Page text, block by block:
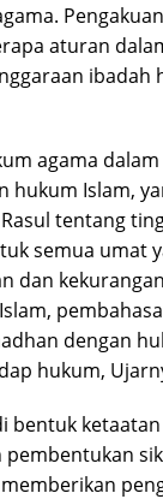
aturan
ibadah
agama
hukum Islam,
tentang
semua umat
dan
dengan
hukum,
bentuk